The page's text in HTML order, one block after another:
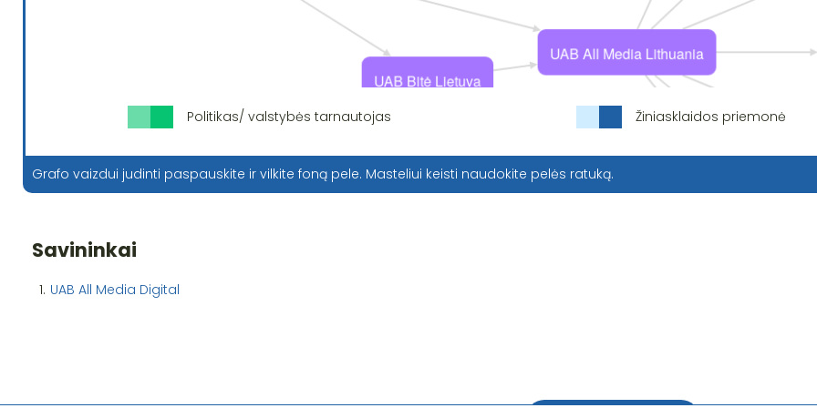
Politikas/ valstybės tarnautojas Žiniasklaidos priemonė
Grafo vaizdui judinti paspauskite ir vilkite foną pele. Masteliui keisti naudokite pelės ratuką.
Savininkai
1. UAB All Media Digital